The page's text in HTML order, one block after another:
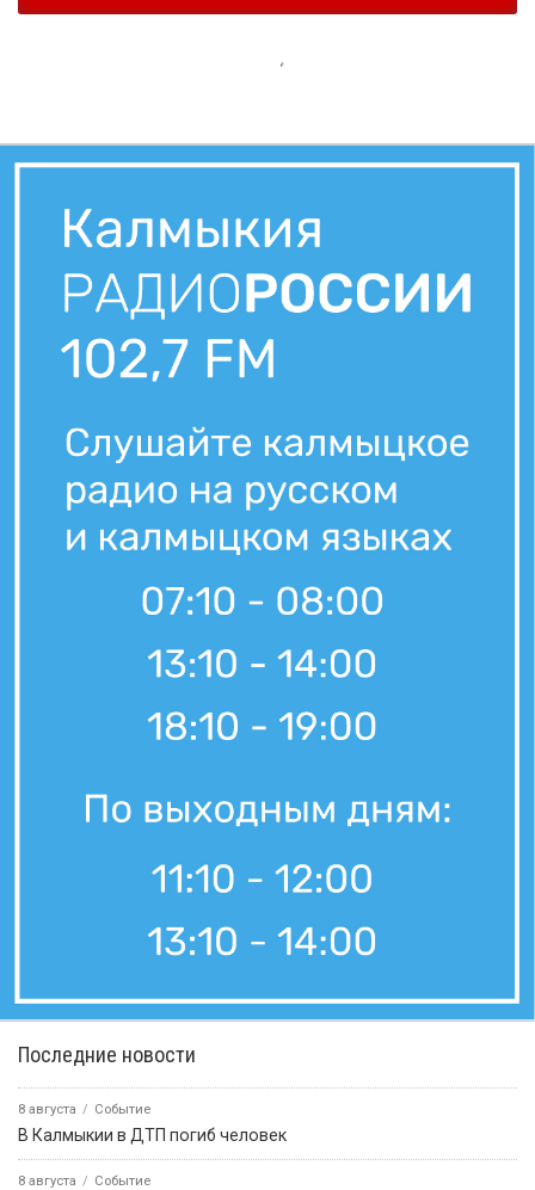
Последние новости
8 августа Событие
В Калмыкии в ДТП погиб человек
8 августа Событие